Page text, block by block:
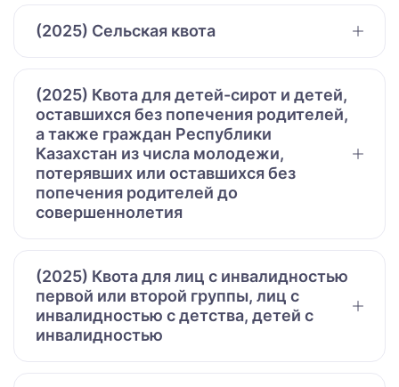
(2025) Сельская квота
(2025) Квота для детей-сирот и детей,
оставшихся без попечения родителей,
а также граждан Республики
Казахстан из числа молодежи,
потерявших или оставшихся без
попечения родителей до
совершеннолетия
(2025) Квота для лиц с инвалидностью
первой или второй группы, лиц с
инвалидностью с детства, детей с
инвалидностью